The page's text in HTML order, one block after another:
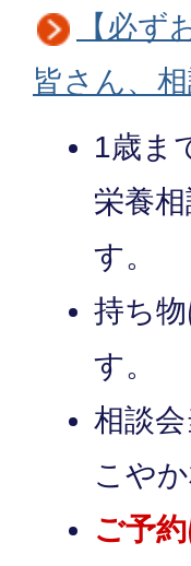
【必
皆さん、
1歳ま
栄養
す。
持ち物
す。
相談
こや
ご予